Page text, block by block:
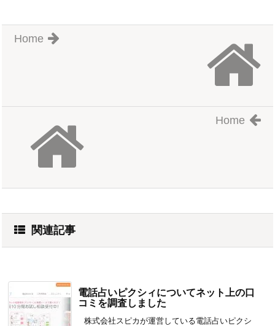
Home
Home
関連記事
電話占いピクシィについてネット上の口
コミを調査しました
株式会社スピカが運営している電話占いピクシ